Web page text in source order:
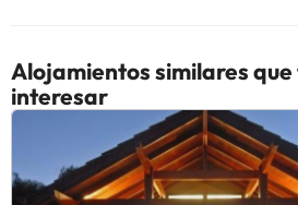
Alojamientos similares que
interesar